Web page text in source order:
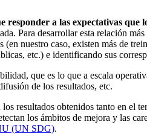
responder a las expectativas que
Para desarrollar esta relación
(en nuestro caso, existen más de
etc.) e identificando sus
que es lo que a escala
de los resultados, etc.
los resultados obtenidos tanto en el
los ámbitos de mejora y las
(UN SDG).